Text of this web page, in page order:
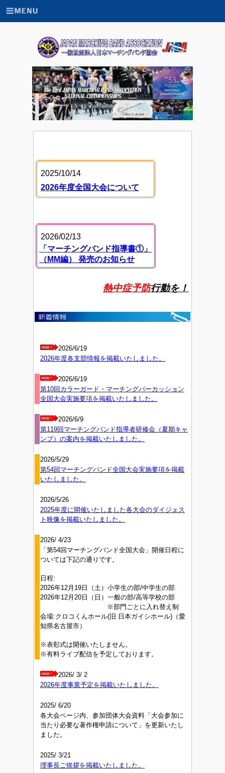
2025/10/14
2026年度全国大会について
2026/02/13
「マーチングバンド指導書①」
（MM編） 発売のお知らせ
熱中症予防行動を！
2026/6/19
2026年度各支部情報を掲載いたしました。
2026/6/19
第10回カラーガード・マーチングパーカッション
全国大会実施要項を掲載いたしました。
2026/6/9
第119回マーチングバンド指導者研修会（夏期キャ
ンプ）の案内を掲載いたしました。
2026/5/29
第54回マーチングバンド全国大会実施要項を掲載
いたしました。
2026/5/26
2025年度に開催いたしました各大会のダイジェス
ト映像を掲載いたしました。
2026/ 4/23
「第54回マーチングバンド全国大会」開催日程に
ついては下記の通りです。
日程:
2026年12月19日（土）小学生の部/中学生の部
2026年12月20日（日）一般の部/高等学校の部
※部門ごとに入れ替え制
会場:クロコくんホール(旧 日本ガイシホール)（愛
知県名古屋市）
※表彰式は開催いたしません。
※有料ライブ配信を予定しております。
2026/ 3/ 2
2026年度事業予定を掲載いたしました。
2025/ 6/20
各大会ページ内、参加団体大会資料「大会参加に
当たり必要な著作権申請について」を更新いたし
ました。
2025/ 3/21
理事長ご挨拶を掲載いたしました。